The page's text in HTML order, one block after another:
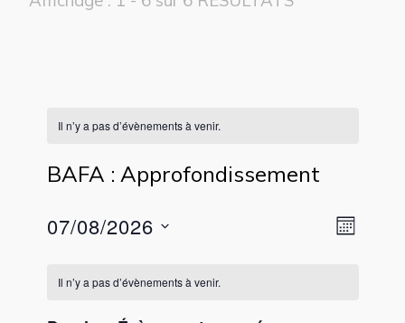
Il n’y a pas d’évènements à venir.
BAFA : Approfondissement
Mois
07/08/2026
une
Il n’y a pas d’évènements à venir.